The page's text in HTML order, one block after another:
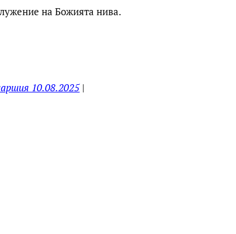
на Божията нива.
10.08.2025|